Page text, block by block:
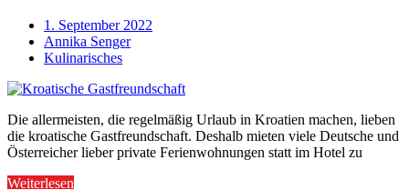
1. September 2022
Annika Senger
Kulinarisches
Die allermeisten, die regelmäßig Urlaub in Kroatien machen, lieben
die kroatische Gastfreundschaft. Deshalb mieten viele Deutsche und
Österreicher lieber private Ferienwohnungen statt im Hotel zu
Weiterlesen